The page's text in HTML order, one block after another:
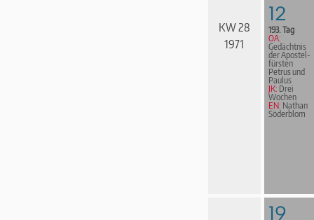
KW 28
1971
12
193. Tag
OA:
Gedächtnis
der Apostel­
fürs­ten
Petrus und
Paulus
JK: Drei
Wochen
EN: Nathan
Söderblom
19